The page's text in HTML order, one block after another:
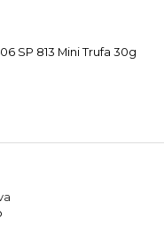
SP 813 Mini Trufa 30g